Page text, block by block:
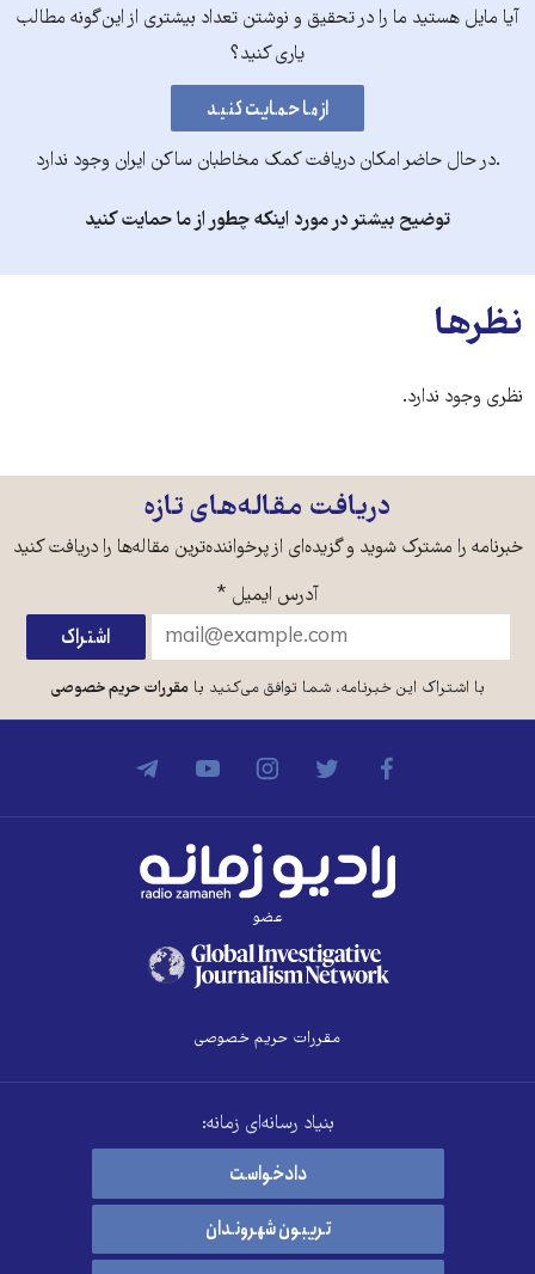
آیا مایل هستید ما را در تحقیق و نوشتن تعداد بیشتری از این‌گونه مطالب
یاری کنید؟
.در حال حاضر امکان دریافت کمک مخاطبان ساکن ایران وجود ندارد
توضیح بیشتر در مورد اینکه چطور از ما حمایت کنید
نظرها
نظری وجود ندارد.
دریافت مقاله‌های تازه
خبرنامه را مشترک شوید و گزیده‌ای از پرخواننده‌ترین مقاله‌ها را دریافت کنید
آدرس ایمیل *
با اشتراک این خبرنامه، شما توافق می‌کنید بامقررات حریم خصوصی
عضو
مقررات حریم خصوصی
بنیاد رسانه‌ای زمانه:
دادخواست
تریبون شهروندان